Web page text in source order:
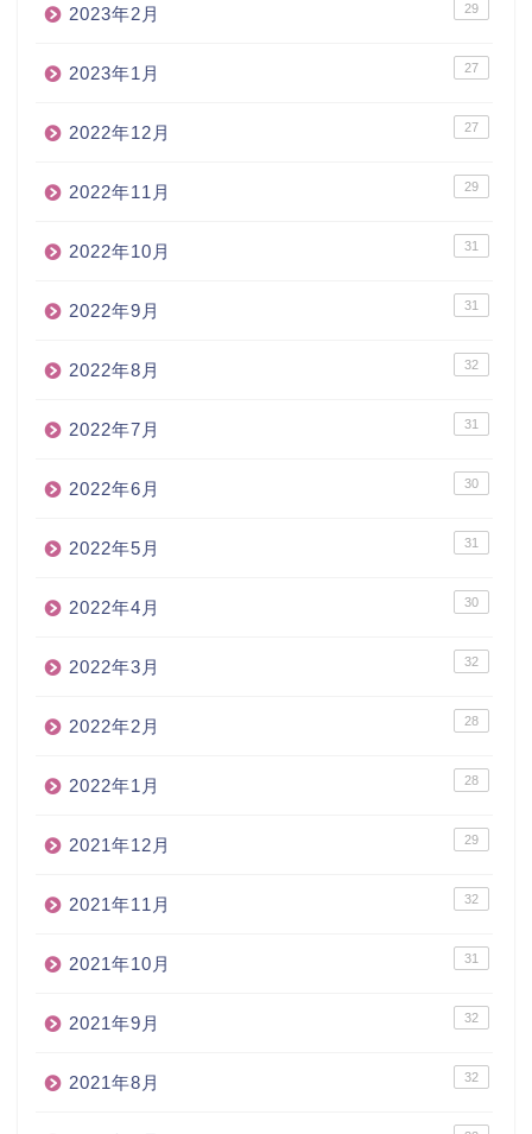
2023年2月 29
2023年1月 27
2022年12月 27
2022年11月 29
2022年10月 31
2022年9月 31
2022年8月 32
2022年7月 31
2022年6月 30
2022年5月 31
2022年4月 30
2022年3月 32
2022年2月 28
2022年1月 28
2021年12月 29
2021年11月 32
2021年10月 31
2021年9月 32
2021年8月 32